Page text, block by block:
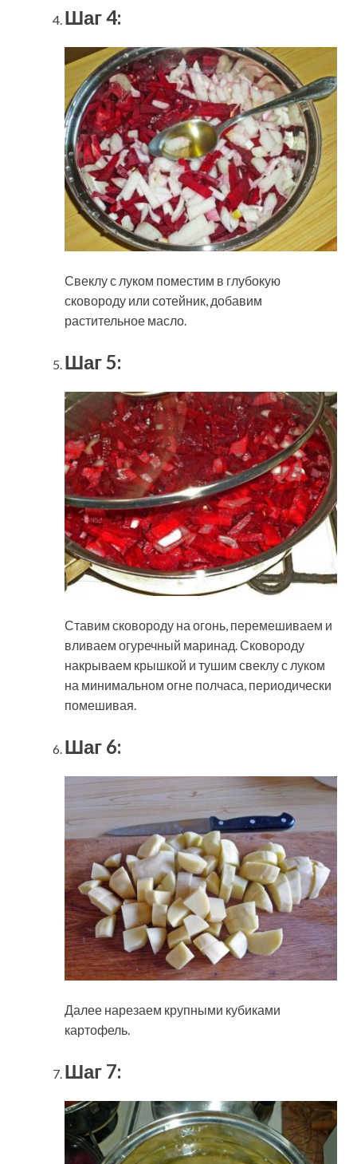
Шаг 4:
Свеклу с луком поместим в глубокую
сковороду или сотейник, добавим
растительное масло.
Шаг 5:
Ставим сковороду на огонь, перемешиваем и
вливаем огуречный маринад. Сковороду
накрываем крышкой и тушим свеклу с луком
на минимальном огне полчаса, периодически
помешивая.
Шаг 6:
Далее нарезаем крупными кубиками
картофель.
Шаг 7: